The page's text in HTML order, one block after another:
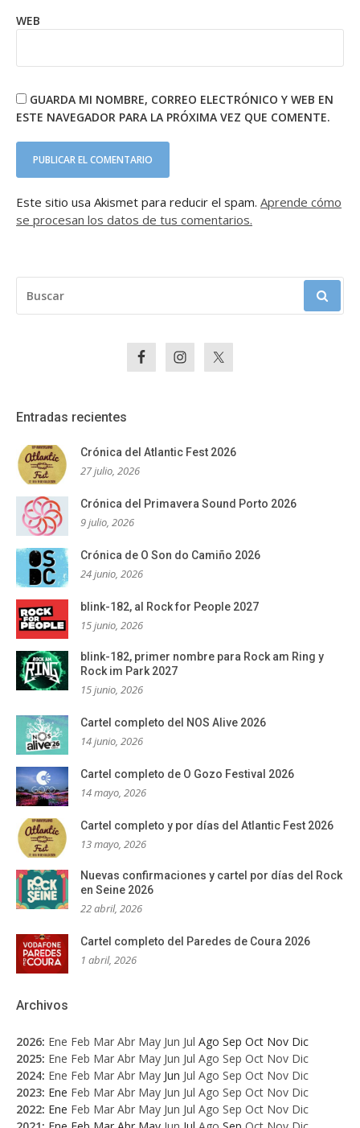
WEB
GUARDA MI NOMBRE, CORREO ELECTRÓNICO Y WEB EN
ESTE NAVEGADOR PARA LA PRÓXIMA VEZ QUE COMENTE.
Este sitio usa Akismet para reducir el spam. Aprende cómo
se procesan los datos de tus comentarios.
Entradas recientes
Crónica del Atlantic Fest 2026
27 julio, 2026
Crónica del Primavera Sound Porto 2026
9 julio, 2026
Crónica de O Son do Camiño 2026
24 junio, 2026
blink-182, al Rock for People 2027
15 junio, 2026
blink-182, primer nombre para Rock am Ring y
Rock im Park 2027
15 junio, 2026
Cartel completo del NOS Alive 2026
14 junio, 2026
Cartel completo de O Gozo Festival 2026
14 mayo, 2026
Cartel completo y por días del Atlantic Fest 2026
13 mayo, 2026
Nuevas confirmaciones y cartel por días del Rock
en Seine 2026
22 abril, 2026
Cartel completo del Paredes de Coura 2026
1 abril, 2026
Archivos
2026: Ene Feb Mar Abr May Jun Jul Ago Sep Oct Nov Dic
2025: Ene Feb Mar Abr May Jun Jul Ago Sep Oct Nov Dic
2024: Ene Feb Mar Abr May Jun Jul Ago Sep Oct Nov Dic
2023: Ene Feb Mar Abr May Jun Jul Ago Sep Oct Nov Dic
2022: Ene Feb Mar Abr May Jun Jul Ago Sep Oct Nov Dic